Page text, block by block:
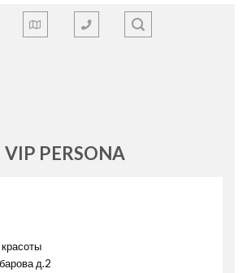
VIP PERSONA
д.2